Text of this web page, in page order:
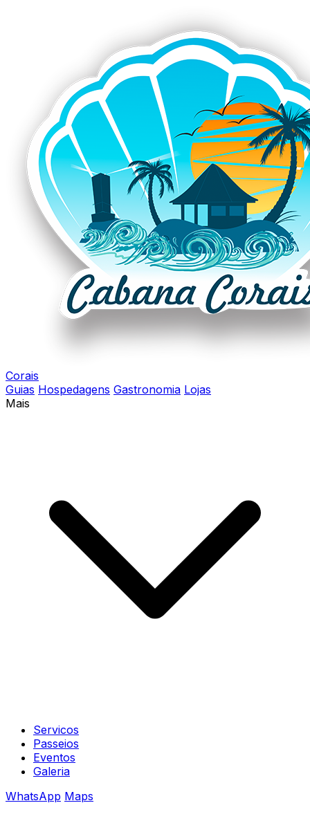
Corais
Guias Hospedagens Gastronomia Lojas
Mais
Servicos
Passeios
Eventos
Galeria
WhatsApp Maps